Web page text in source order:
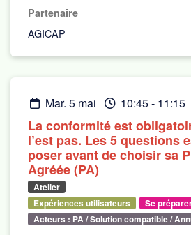
Partenaire
AGICAP
mar. 5 mai 10:45- 11:15
La conformité est
l’est pas. Les 5 questions
poser avant de choisir sa
Agréée (PA)
Atelier
Expériences utilisateurs
Se
Acteurs : PA / Solution compatible /